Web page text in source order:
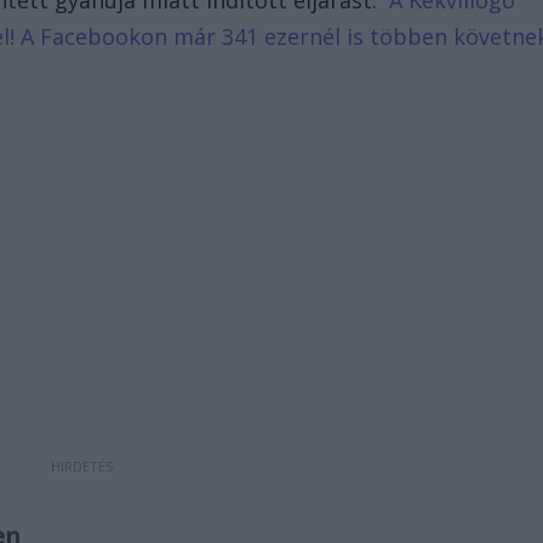
Facebookon már 341 ezernél is többen